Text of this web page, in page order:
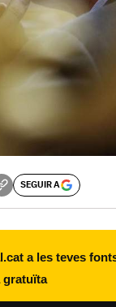
SEGUIR A
a les teves
gratuïta